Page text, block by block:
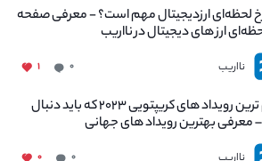
لحظه‌ای ارزدیجیتال مهم است؟ - معرفی صفحه
ارز های دیجیتال در نااریب
نااریب ۰ ۱
مهم ترین رویداد های کریپتویی ۲۰۲۳ که باید دنبال
معرفی بهترین رویداد های جهانی